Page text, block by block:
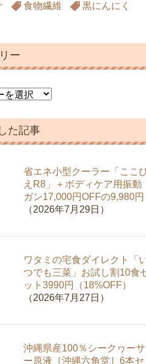
食物繊維
黒にんにく
ー
た記事
省エネ小型クーラー「ここ
えR8」＋ボディケア用振動
ガン17,000円OFFの9,980円
（2026年7月29日）
ワタミの宅食ダイレクト「
つでも三菜」お試し割10食
ット3990円（18%OFF）
（2026年7月27日）
沖縄県産100％シークヮーサ
ー原液［沖縄六角堂］6本セ